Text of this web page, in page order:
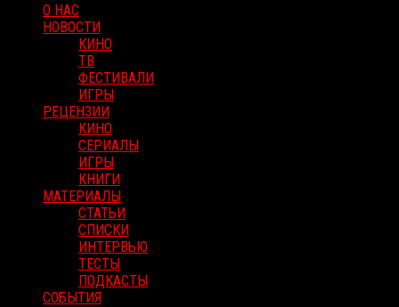
О НАС
НОВОСТИ
КИНО
ТВ
ФЕСТИВАЛИ
ИГРЫ
РЕЦЕНЗИИ
КИНО
СЕРИАЛЫ
ИГРЫ
КНИГИ
МАТЕРИАЛЫ
СТАТЬИ
СПИСКИ
ИНТЕРВЬЮ
ТЕСТЫ
ПОДКАСТЫ
СОБЫТИЯ